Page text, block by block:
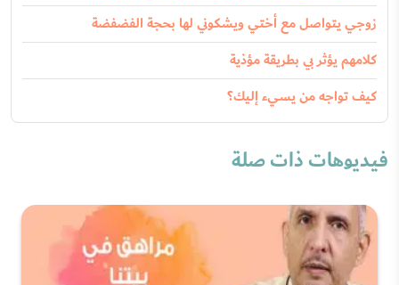
زوجي يتواصل مع أختي ويشكوني لها بحجة الفضفضة
كلامهم يؤثر بي بطريقة مؤذية
كيف تواجه من يسيء إليك؟
فيديوهات ذات صلة